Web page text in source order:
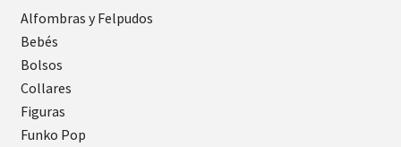
Alfombras y Felpudos
Bebés
Bolsos
Collares
Figuras
Funko Pop